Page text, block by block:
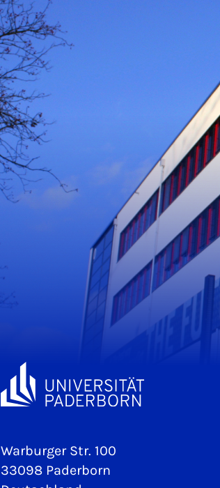
Warburger Str. 100
33098 Paderborn